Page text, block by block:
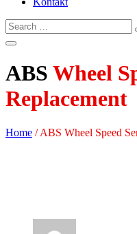
ABS Wheel
Replacement
Home /ABS Wheel Speed